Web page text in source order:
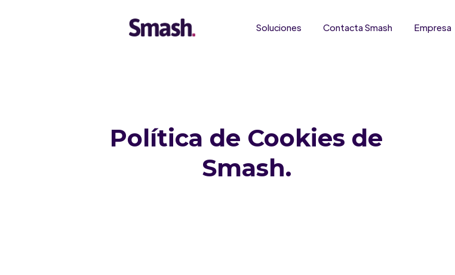
Soluciones Contacta Smash Empresa
Política de Cookies de
Smash.